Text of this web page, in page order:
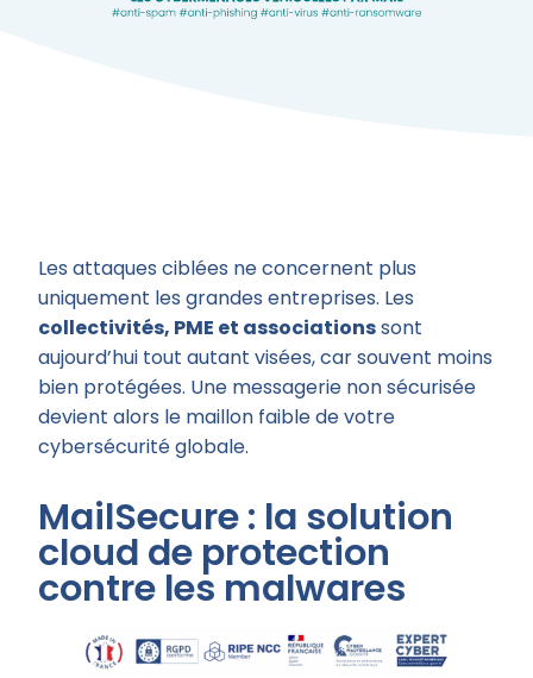
Les attaques ciblées ne concernent plus
uniquement les grandes entreprises. Les
collectivités, PME et associationssont
aujourd’hui tout autant visées, car souvent moins
bien protégées. Une messagerie non sécurisée
devient alors le maillon faible de votre
cybersécurité globale.
MailSecure : la solution
cloud de protection
contre les malwares